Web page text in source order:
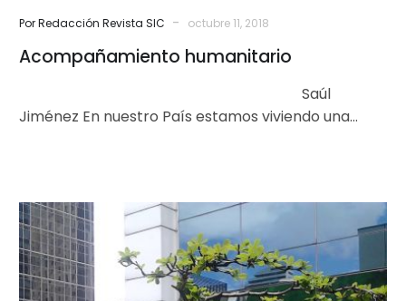
Por Redacción Revista SIC - octubre 11, 2018
Acompañamiento humanitario
Saúl
Jiménez En nuestro País estamos viviendo una
Susana
Raffalli,
una
mujer